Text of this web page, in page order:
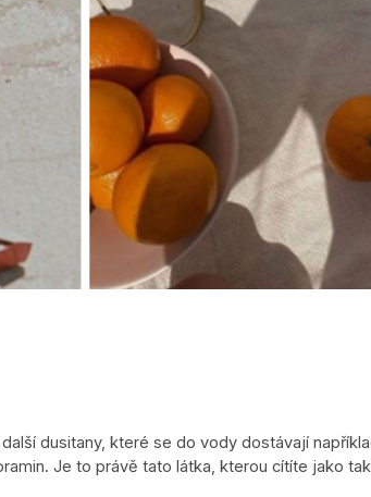
dusitany, které se do vody dostávají
Je to právě tato látka, kterou cítíte jako